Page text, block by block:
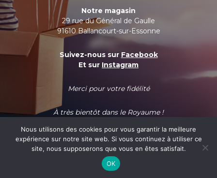
Notre magasin
29 rue du Général de Gaulle
91610 Ballancourt-sur-Essonne
Suivez-nous sur Facebook
Et sur Instagram
Merci pour votre fidélité
À très bientôt dans le Royaume !
Nous utilisons des cookies pour vous garantir la meilleure
expérience sur notre site web. Si vous continuez à utiliser ce
site, nous supposerons que vous en êtes satisfait.
OK